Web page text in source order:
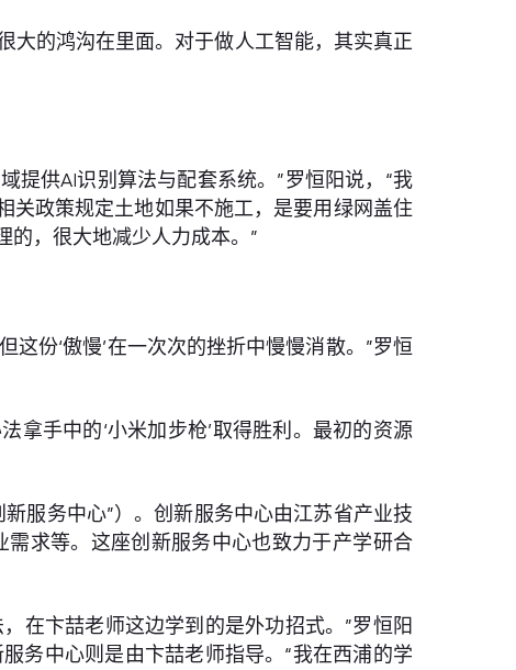
大的鸿沟在里面。对于做人工智能，其实真正
提供AI识别算法与配套系统。”罗恒阳说，“我
关政策规定土地如果不施工，是要用绿网盖住
的，很大地减少人力成本。”
份‘傲慢’在一次次的挫折中慢慢消散。”罗恒
拿手中的‘小米加步枪’取得胜利。最初的资源
服务中心”）。创新服务中心由江苏省产业技
求等。这座创新服务中心也致力于产学研合
在卞喆老师这边学到的是外功招式。”罗恒阳
务中心则是由卞喆老师指导。“我在西浦的学